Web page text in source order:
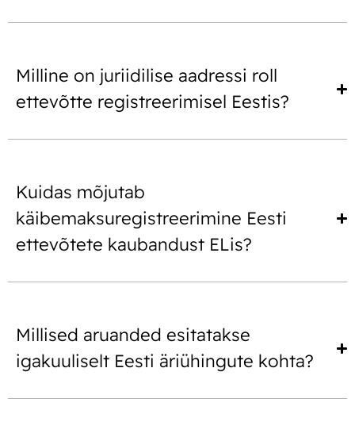
Milline on juriidilise aadressi roll
ettevõtte registreerimisel Eestis?
Kuidas mõjutab
käibemaksuregistreerimine Eesti
ettevõtete kaubandust ELis?
Millised aruanded esitatakse
igakuuliselt Eesti äriühingute kohta?